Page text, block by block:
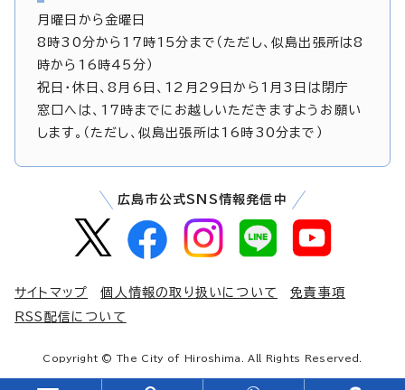
月曜日から金曜日
8時30分から17時15分まで（ただし、似島出張所は8
時から16時45分）
祝日・休日、8月6日、12月29日から1月3日は閉庁
窓口へは、17時までにお越しいただきますようお願い
します。（ただし、似島出張所は16時30分まで）
広島市公式SNS情報発信中
サイトマップ 個人情報の取り扱いについて
免責事項
RSS配信について
Copyright © The City of Hiroshima. All Rights Reserved.